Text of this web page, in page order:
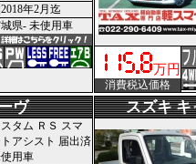
年2月迄
県- 未使用車
万円
消費税込価格
ヴ
タム ＲＳ スマ
アシスト 届出済
用車
スズキ キ